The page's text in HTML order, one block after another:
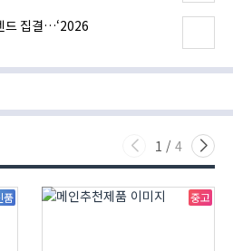
드 집결…‘2026
1 / 4
품 중고